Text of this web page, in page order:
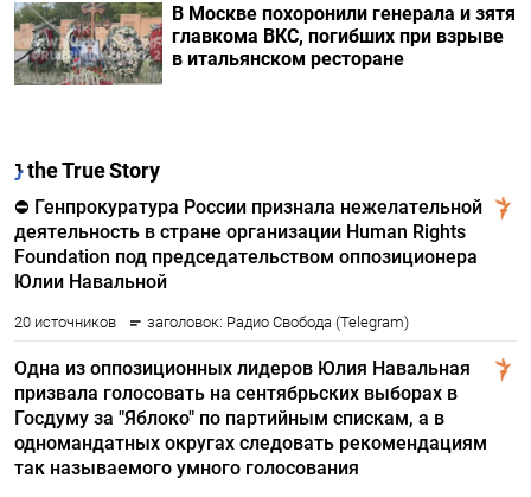
В Москве похоронили генерала и зятя
главкома ВКС, погибших при взрыве
в итальянском ресторане